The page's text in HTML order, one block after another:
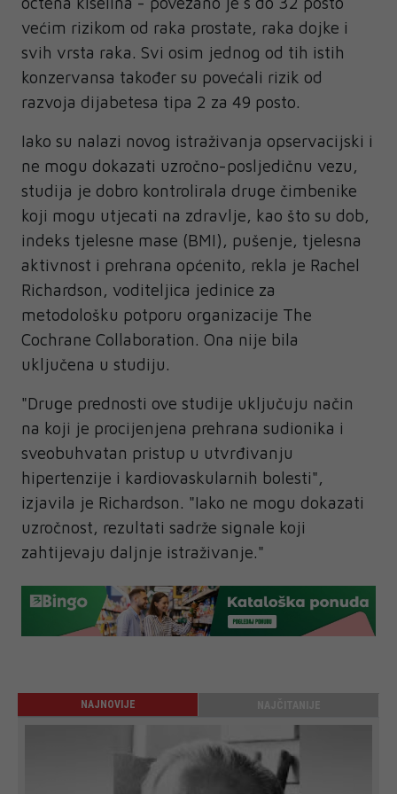
većim rizikom od raka prostate, raka dojke i
svih vrsta raka. Svi osim jednog od tih istih
konzervansa također su povećali rizik od
razvoja dijabetesa tipa 2 za 49 posto.
Iako su nalazi novog istraživanja opservacijski i
ne mogu dokazati uzročno-posljedičnu vezu,
studija je dobro kontrolirala druge čimbenike
koji mogu utjecati na zdravlje, kao što su dob,
indeks tjelesne mase (BMI), pušenje, tjelesna
aktivnost i prehrana općenito, rekla je Rachel
Richardson, voditeljica jedinice za
metodološku potporu organizacije The
Cochrane Collaboration. Ona nije bila
uključena u studiju.
"Druge prednosti ove studije uključuju način
na koji je procijenjena prehrana sudionika i
sveobuhvatan pristup u utvrđivanju
hipertenzije i kardiovaskularnih bolesti",
izjavila je Richardson. "Iako ne mogu dokazati
uzročnost, rezultati sadrže signale koji
zahtijevaju daljnje istraživanje."
NAJNOVIJE